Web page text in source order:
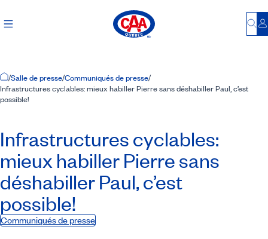
Accueil
/Salle de presse/Communiqués de presse/
Infrastructures cyclables: mieux habiller Pierre sans déshabiller Paul, c’est
possible!
Infrastructures cyclables:
mieux habiller Pierre sans
déshabiller Paul, c’est
possible!
Communiqués de presse